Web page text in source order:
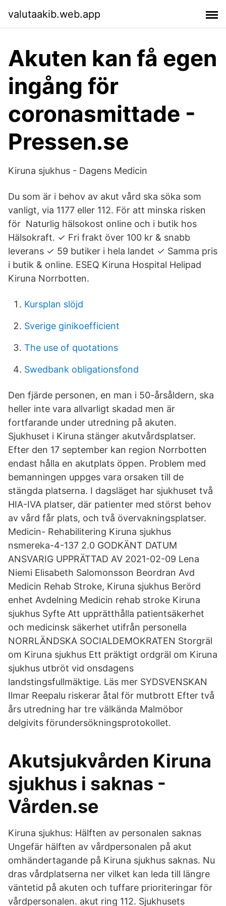
valutaakib.web.app
Akuten kan få egen
ingång för
coronasmittade -
Pressen.se
Kiruna sjukhus - Dagens Medicin
Du som är i behov av akut vård ska söka som
vanligt, via 1177 eller 112. För att minska risken
för Naturlig hälsokost online och i butik hos
Hälsokraft. ✓ Fri frakt över 100 kr & snabb
leverans ✓ 59 butiker i hela landet ✓ Samma pris
i butik & online. ESEQ Kiruna Hospital Helipad
Kiruna Norrbotten.
Kursplan slöjd
Sverige ginikoefficient
The use of quotations
Swedbank obligationsfond
Den fjärde personen, en man i 50-årsåldern, ska
heller inte vara allvarligt skadad men är
fortfarande under utredning på akuten.
Sjukhuset i Kiruna stänger akutvårdsplatser.
Efter den 17 september kan region Norrbotten
endast hålla en akutplats öppen. Problem med
bemanningen uppges vara orsaken till de
stängda platserna. I dagsläget har sjukhuset två
HIA-IVA platser, där patienter med störst behov
av vård får plats, och två övervakningsplatser.
Medicin- Rehabilitering Kiruna sjukhus
nsmereka-4-137 2.0 GODKÄNT DATUM
ANSVARIG UPPRÄTTAD AV 2021-02-09 Lena
Niemi Elisabeth Salomonsson Beordran Avd
Medicin Rehab Stroke, Kiruna sjukhus Berörd
enhet Avdelning Medicin rehab stroke Kiruna
sjukhus Syfte Att upprätthålla patientsäkerhet
och medicinsk säkerhet utifrån personella
NORRLÄNDSKA SOCIALDEMOKRATEN Storgräl
om Kiruna sjukhus Ett präktigt ordgräl om Kiruna
sjukhus utbröt vid onsdagens
landstingsfullmäktige. Läs mer SYDSVENSKAN
Ilmar Reepalu riskerar åtal för mutbrott Efter två
års utredning har tre välkända Malmöbor
delgivits förundersökningsprotokollet.
Akutsjukvården Kiruna
sjukhus i saknas -
Vården.se
Kiruna sjukhus: Hälften av personalen saknas
Ungefär hälften av vårdpersonalen på akut
omhändertagande på Kiruna sjukhus saknas. Nu
dras vårdplatserna ner vilket kan leda till längre
väntetid på akuten och tuffare prioriteringar för
vårdpersonalen. akut ring 112. Sjukhusets